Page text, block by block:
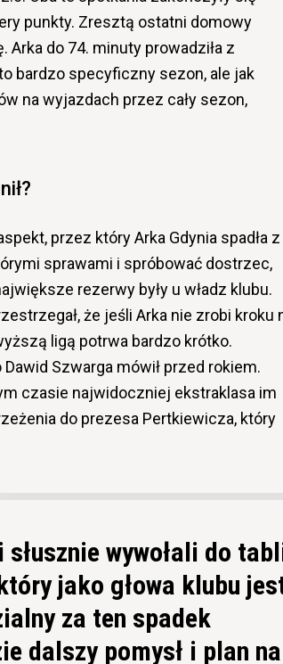
punkty. Zresztą ostatni domowy
do 74. minuty prowadziła z
bardzo specyficzny sezon, ale jak
na wyjazdach przez cały sezon,
przez który Arka Gdynia spadła z
sprawami i spróbować dostrzec,
rezerwy były u władz klubu.
że jeśli Arka nie zrobi kroku
ligą potrwa bardzo krótko.
Szwarga mówił przed rokiem.
czasie najwidoczniej ekstraklasa im
do prezesa Pertkiewicza, który
wywołali do
jako głowa klubu
za ten spadek
dalszy pomysł i plan